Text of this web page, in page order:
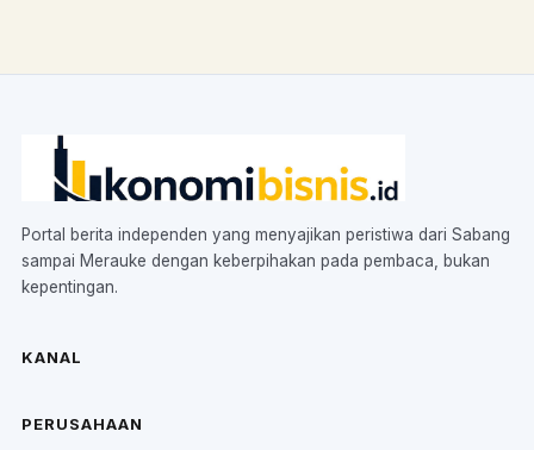
Portal berita independen yang menyajikan peristiwa dari Sabang
sampai Merauke dengan keberpihakan pada pembaca, bukan
kepentingan.
KANAL
PERUSAHAAN